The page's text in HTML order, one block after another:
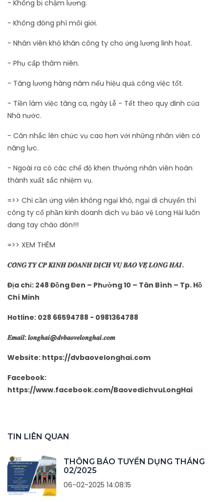
- Không bị chậm lương.
- Không đóng phí môi giới.
- Nhân viên khó khăn công ty cho ứng lương linh hoạt.
- Phụ cấp thâm niên.
- Tăng lương hàng năm nếu hiệu quả công việc tốt.
- Tiền làm việc tăng ca, ngày Lễ - Tết theo quy đinh của
Nhà nước.
- Cân nhắc lên chức vụ cao hơn với những nhân viên có
năng lực.
- Ngoài ra có các chế độ khen thưởng nhân viên hoàn
thành xuất sắc nhiệm vụ.
=>> Chỉ cần ứng viên không ngại khó, ngại di chuyển thì
công ty cổ phần kinh doanh dịch vụ bảo vệ Long Hải luôn
dang tay chào đón!!!
=>> XEM THÊM
𝑪𝑶̂𝑵𝑮 𝑻𝒀 𝑪𝑷 𝑲𝑰𝑵𝑯 𝑫𝑶𝑨𝑵𝑯 𝑫𝑰̣𝑪𝑯 𝑽𝑼̣ 𝑩𝑨̉𝑶 𝑽𝑬̣̂ 𝑳𝑶𝑵𝑮 𝑯𝑨̉𝑰.
Địa chỉ: 248 Đồng Đen – Phường 10 – Tân Bình – Tp. Hồ
Chí Minh
Hotline: 028 66594788 - 0981364788
𝑬𝒎𝒂𝒊𝒍: 𝒍𝒐𝒏𝒈𝒉𝒂𝒊@𝒅𝒗𝒃𝒂𝒐𝒗𝒆𝒍𝒐𝒏𝒈𝒉𝒂𝒊.𝒄𝒐𝒎
Website: https://dvbaovelonghai.com
Facebook:
https://www.facebook.com/BaovedichvuLongHai
TIN LIÊN QUAN
THÔNG BÁO TUYỂN DỤNG THÁNG
02/2025
06-02-2025 14:08:15